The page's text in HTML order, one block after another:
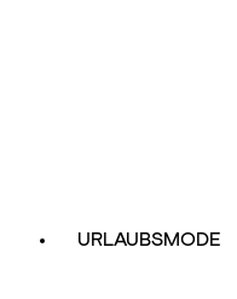
URLAUBSMODE